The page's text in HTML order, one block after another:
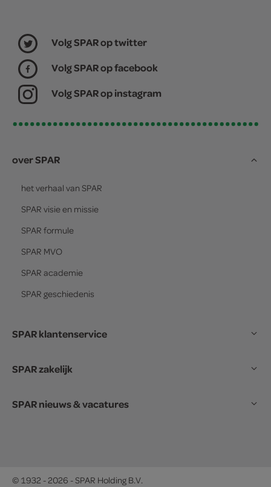
Volg SPAR op twitter
Volg SPAR op facebook
Volg SPAR op instagram
over SPAR
het verhaal van SPAR
SPAR visie en missie
SPAR formule
SPAR MVO
SPAR academie
SPAR geschiedenis
SPAR klantenservice
SPAR zakelijk
SPAR nieuws & vacatures
© 1932 - 2026 - SPAR Holding B.V.